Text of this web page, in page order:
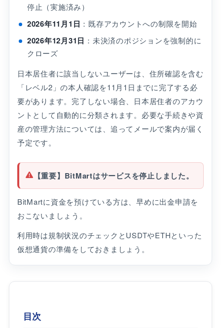
停止（実施済み）
2026年11月1日 ：既存アカウントへの制限を開始
2026年12月31日 ：未決済のポジションを強制的に
クローズ
日本居住者に該当しないユーザーは、住所確認を含む
「レベル2」の本人確認を11月1日までに完了する必
要があります。完了しない場合、日本居住者のアカウ
ントとして自動的に分類されます。必要な手続きや資
産の管理方法については、追ってメールで案内が届く
予定です。
【重要】BitMartはサービスを停止しました。
BitMartに資金を預けている方は、早めに出金申請を
おこないましょう。
利用時は規制状況のチェックとUSDTやETHといった
仮想通貨の準備をしておきましょう。
目次